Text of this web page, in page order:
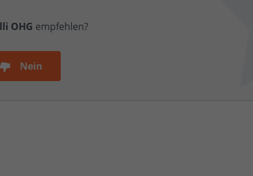
OHG empfehlen?
Nein